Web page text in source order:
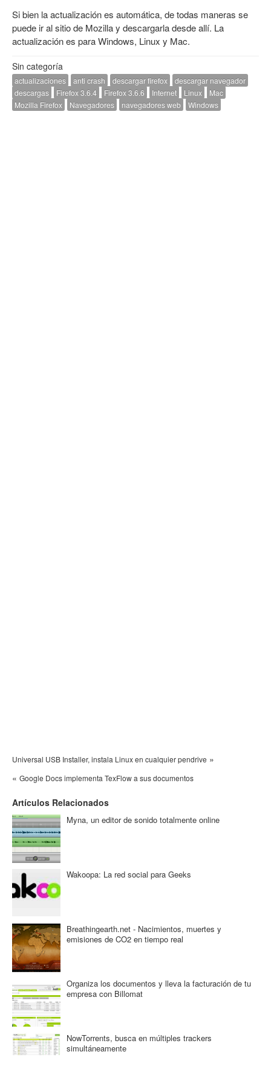
Si bien la actualización es automática, de todas maneras se
puede ir al sitio de Mozilla y descargarla desde allí. La
actualización es para Windows, Linux y Mac.
Sin categoría
actualizaciones anti crash descargar firefox
descargar navegador
descargas
Firefox 3.6.4 Firefox 3.6.6 Internet Linux
Mac
Mozilla Firefox
Navegadores navegadores web Windows
Universal USB Installer, instala Linux en cualquier pendrive »
« Google Docs implementa TexFlow a sus documentos
Artículos Relacionados
Myna, un editor de sonido totalmente online
Wakoopa: La red social para Geeks
Breathingearth.net - Nacimientos, muertes y
emisiones de CO2 en tiempo real
Organiza los documentos y lleva la facturación de tu
empresa con Billomat
NowTorrents, busca en múltiples trackers
simultáneamente